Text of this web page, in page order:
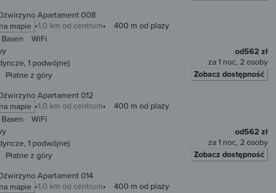
Apartament 008
mapie 1,0 km od centrum
400 m od plaży
Basen
WiFi
1 podwójne)
Płatne z góry
od562 zł
za 1 noc, 2 osoby
Zobacz dostępność
Apartament 012
mapie 1,0 km od centrum
400 m od plaży
Basen
WiFi
1 podwójne)
Płatne z góry
od562 zł
za 1 noc, 2 osoby
Zobacz dostępność
Apartament 014
mapie 1,0 km od centrum
400 m od plaży